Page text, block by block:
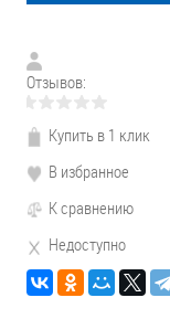
Отзывов:
Купить в 1 клик
В избранное
К сравнению
Недоступно